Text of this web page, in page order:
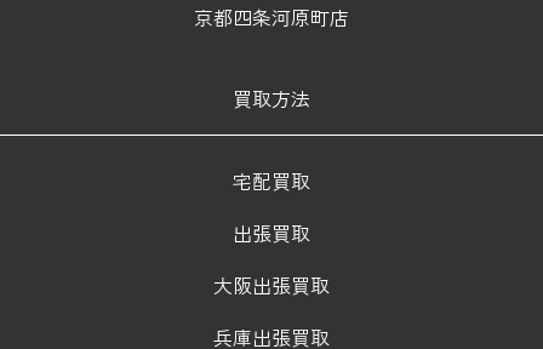
京都四条河原町店
買取方法
宅配買取
出張買取
大阪出張買取
兵庫出張買取